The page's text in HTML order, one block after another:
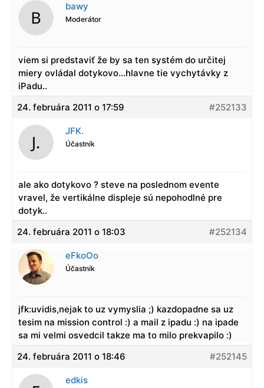
bawy
Moderátor
viem si predstaviť že by sa ten systém do určitej
miery ovládal dotykovo…hlavne tie vychytávky z
iPadu..
24. februára 2011 o 17:59
#252133
JFK.
Účastník
ale ako dotykovo ? steve na poslednom evente
vravel, že vertikálne displeje sú nepohodlné pre
dotyk..
24. februára 2011 o 18:03
#252134
eFkoOo
Účastník
jfk:uvidis,nejak to uz vymyslia ;) kazdopadne sa uz
tesim na mission control :) a mail z ipadu :) na ipade
sa mi velmi osvedcil takze ma to milo prekvapilo :)
24. februára 2011 o 18:46
#252145
edkis